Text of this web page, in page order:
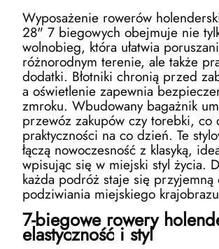
Wyposażenie rowerów
28" 7 biegowych obejmuje nie
wolnobieg, która ułatwia
różnorodnym terenie, ale także
dodatki. Błotniki chronią przed
a oświetlenie zapewnia
zmroku. Wbudowany bagażnik
przewóz zakupów czy torebki, co
praktyczności na co dzień. Te
łączą nowoczesność z klasyką,
wpisując się w miejski styl życia.
każda podróż staje się przyjemną
podziwiania miejskiego
7-biegowe rowery
elastyczność i styl